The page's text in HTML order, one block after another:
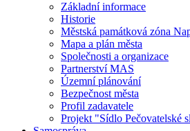
Základní informace
Historie
Městská památková zóna
Mapa a plán města
Společnosti a organizace
Partnerství MAS
Územní plánování
Bezpečnost města
Profil zadavatele
Projekt "Sídlo Pečovatelské